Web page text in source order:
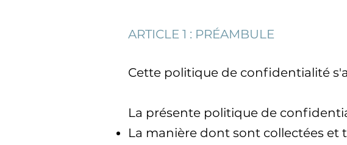
ARTICLE 1 : PRÉAMBULE
Cette politique de confidentialité
La présente politique de
La manière dont sont collectées et